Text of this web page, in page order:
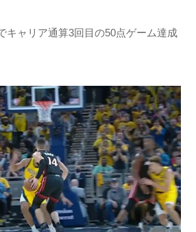
キャリア通算3回目の50点ゲーム達成